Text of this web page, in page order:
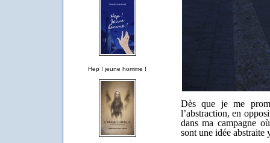
Hep ! jeune homme !
Dès que je me
l’abstraction, en
dans ma campagne
sont une idée abstraite